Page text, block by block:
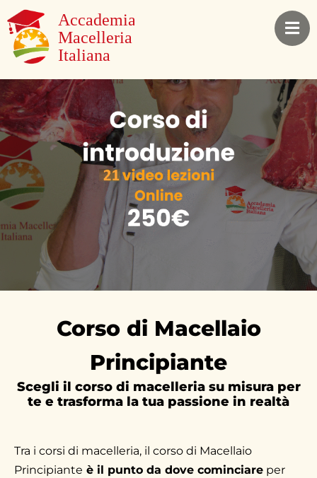
Corso di Macellaio
Principiante
Scegli il corso di macelleria su misura per
te e trasforma la tua passione in realtà
Tra i corsi di macelleria, il corso di Macellaio
Principiante è il punto da dove cominciare per